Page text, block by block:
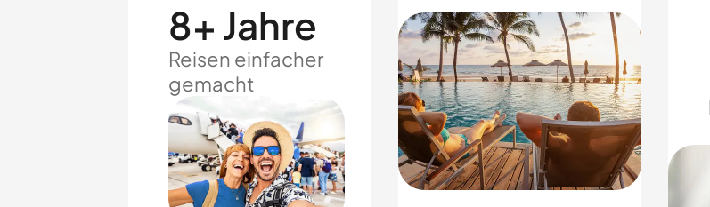
8+ Jahre
Reisen einfacher
gemacht